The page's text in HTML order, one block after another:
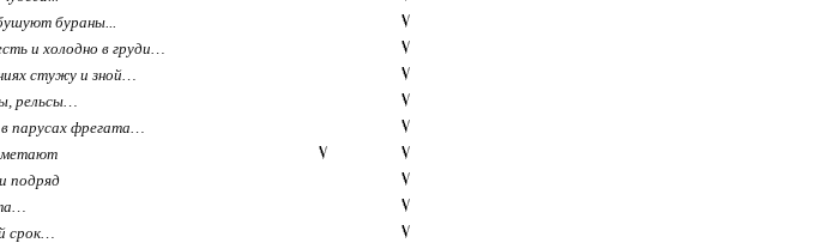
бураны...
и холодно в груди…
стужу и зной…
рельсы…
в парусах фрегата…
подряд
срок…